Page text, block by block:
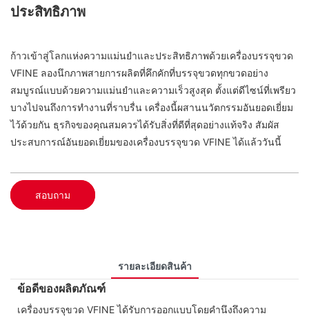
ประสิทธิภาพ
ก้าวเข้าสู่โลกแห่งความแม่นยำและประสิทธิภาพด้วยเครื่องบรรจุขวด
VFINE ลองนึกภาพสายการผลิตที่คึกคักที่บรรจุขวดทุกขวดอย่าง
สมบูรณ์แบบด้วยความแม่นยำและความเร็วสูงสุด ตั้งแต่ดีไซน์ที่เพรียว
บางไปจนถึงการทำงานที่ราบรื่น เครื่องนี้ผสานนวัตกรรมอันยอดเยี่ยม
ไว้ด้วยกัน ธุรกิจของคุณสมควรได้รับสิ่งที่ดีที่สุดอย่างแท้จริง สัมผัส
ประสบการณ์อันยอดเยี่ยมของเครื่องบรรจุขวด VFINE ได้แล้ววันนี้
สอบถาม
รายละเอียดสินค้า
ข้อดีของผลิตภัณฑ์
เครื่องบรรจุขวด VFINE ได้รับการออกแบบโดยคำนึงถึงความ